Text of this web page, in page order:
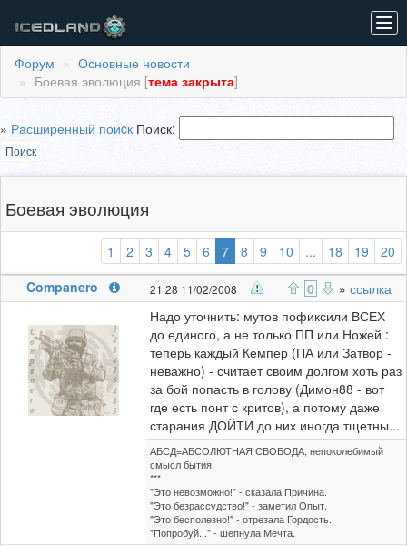
Форум
Основные новости
Боевая эволюция [тема закрыта]
» Расширенный поиcк Поиск:
Поиск
Боевая эволюция
1 2 3 4 5 6 7(выбранная)
8 9 10 ... 18 19
20
Companero
21:28 11/02/2008 0 » ссылка
Надо уточнить: мутов пофиксили ВСЕХ
до единого, а не только ПП или Ножей :
теперь каждый Кемпер (ПА или Затвор -
неважно) - считает своим долгом хоть раз
за бой попасть в голову (Димон88 - вот
где есть понт с критов), а потому даже
старания ДОЙТИ до них иногда тщетны...
АБСД=АБСОЛЮТНАЯ СВОБОДА, непоколебимый
смысл бытия.
***
"Это невозможно!" - сказала Причина.
"Это безрассудство!" - заметил Опыт.
"Это бесполезно!" - отрезала Гордость.
"Попробуй..." - шепнула Мечта.